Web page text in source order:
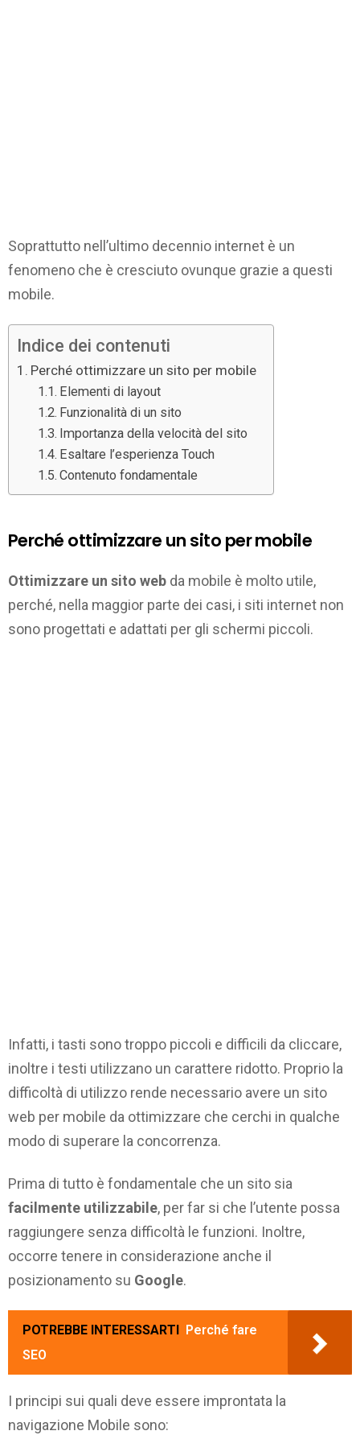
Soprattutto nell’ultimo decennio internet è un
fenomeno che è cresciuto ovunque grazie a questi
mobile.
Indice dei contenuti
Perché ottimizzare un sito per mobile
Elementi di layout
Funzionalità di un sito
Importanza della velocità del sito
Esaltare l’esperienza Touch
Contenuto fondamentale
Perché ottimizzare un sito per mobile
Ottimizzare un sito web da mobile è molto utile,
perché, nella maggior parte dei casi, i siti internet non
sono progettati e adattati per gli schermi piccoli.
Infatti, i tasti sono troppo piccoli e difficili da cliccare,
inoltre i testi utilizzano un carattere ridotto. Proprio la
difficoltà di utilizzo rende necessario avere un sito
web per mobile da ottimizzare che cerchi in qualche
modo di superare la concorrenza.
Prima di tutto è fondamentale che un sito sia
facilmente utilizzabile, per far si che l’utente possa
raggiungere senza difficoltà le funzioni. Inoltre,
occorre tenere in considerazione anche il
posizionamento su Google.
POTREBBE INTERESSARTI
Perché fare
SEO
I principi sui quali deve essere improntata la
navigazione Mobile sono: